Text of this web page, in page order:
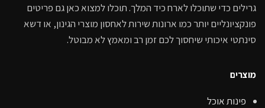
גרילים כדי שתוכלו לארח כיד המלך. תוכלו למצוא כאן גם פריטים
פונקציונליים יותר כמו ארונות שירות לאחסון מוצרי הגינון, או דשא
סינתטי איכותי שיחסוך לכם זמן רב ומאמץ לא מבוטל.
מוצרים
פינות אוכל